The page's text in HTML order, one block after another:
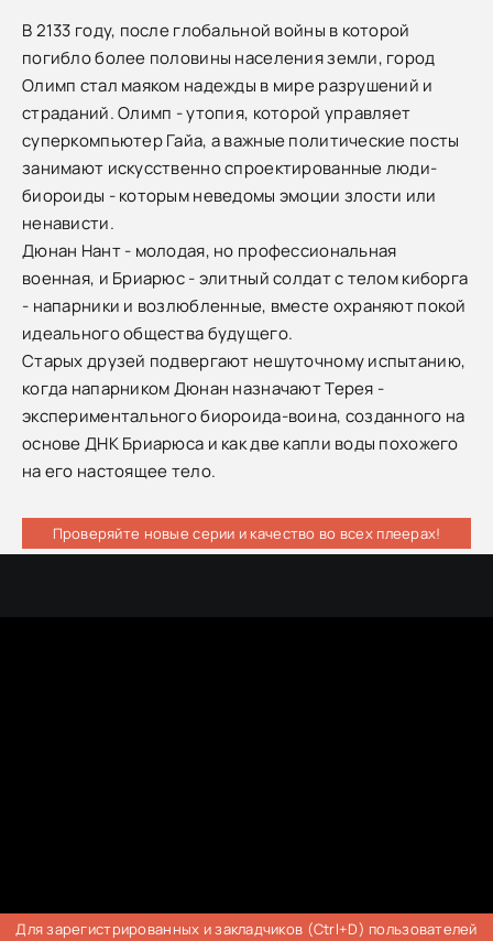
В 2133 году, после глобальной войны в которой
погибло более половины населения земли, город
Олимп стал маяком надежды в мире разрушений и
страданий. Олимп - утопия, которой управляет
суперкомпьютер Гайа, а важные политические посты
занимают искусственно спроектированные люди-
биороиды - которым неведомы эмоции злости или
ненависти.
Дюнан Нант - молодая, но профессиональная
военная, и Бриарюс - элитный солдат с телом киборга
- напарники и возлюбленные, вместе охраняют покой
идеального общества будущего.
Старых друзей подвергают нешуточному испытанию,
когда напарником Дюнан назначают Терея -
экспериментального биороида-воина, созданного на
основе ДНК Бриарюса и как две капли воды похожего
на его настоящее тело.
Проверяйте новые серии и качество во всех плеерах!
Для зарегистрированных и закладчиков (Ctrl+D) пользователей